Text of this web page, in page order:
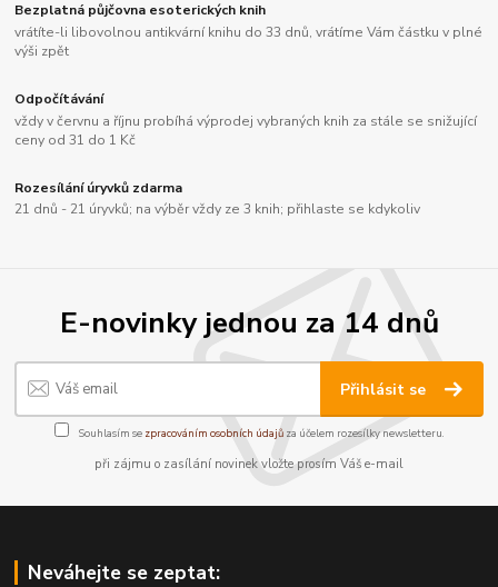
Bezplatná půjčovna esoterických knih
vrátíte-li libovolnou antikvární knihu do 33 dnů, vrátíme Vám částku v plné
výši zpět
Odpočítávání
vždy v červnu a říjnu probíhá výprodej vybraných knih za stále se snižující
ceny od 31 do 1 Kč
Rozesílání úryvků zdarma
21 dnů - 21 úryvků; na výběr vždy ze 3 knih; přihlaste se kdykoliv
E-novinky jednou za 14 dnů
Přihlásit se
Souhlasím se zpracováním osobních údajůza účelem rozesílky newsletteru.
při zájmu o zasílání novinek vložte prosím Váš e-mail
Neváhejte se zeptat: